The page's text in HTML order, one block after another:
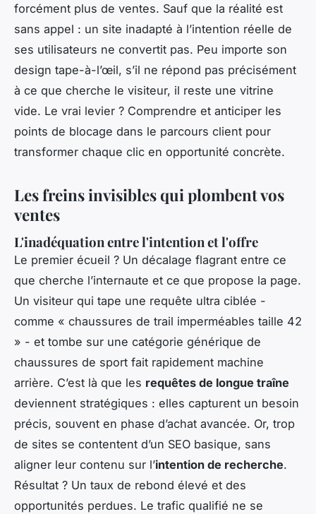
forcément plus de ventes. Sauf que la réalité est
sans appel : un site inadapté à l’intention réelle de
ses utilisateurs ne convertit pas. Peu importe son
design tape-à-l’œil, s’il ne répond pas précisément
à ce que cherche le visiteur, il reste une vitrine
vide. Le vrai levier ? Comprendre et anticiper les
points de blocage dans le parcours client pour
transformer chaque clic en opportunité concrète.
Les freins invisibles qui plombent vos
ventes
L'inadéquation entre l'intention et l'offre
Le premier écueil ? Un décalage flagrant entre ce
que cherche l’internaute et ce que propose la page.
Un visiteur qui tape une requête ultra ciblée -
comme « chaussures de trail imperméables taille 42
» - et tombe sur une catégorie générique de
chaussures de sport fait rapidement machine
arrière. C’est là que les requêtes de longue traîne
deviennent stratégiques : elles capturent un besoin
précis, souvent en phase d’achat avancée. Or, trop
de sites se contentent d’un SEO basique, sans
aligner leur contenu sur l’intention de recherche.
Résultat ? Un taux de rebond élevé et des
opportunités perdues. Le trafic qualifié ne se